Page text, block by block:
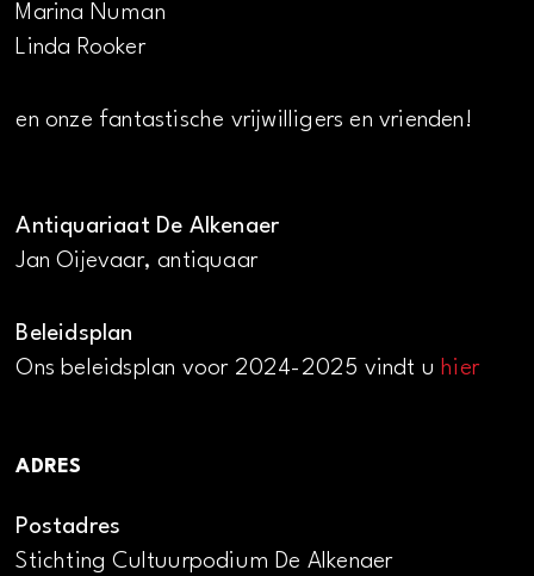
Marina Numan
Linda Rooker
en onze fantastische vrijwilligers en vrienden!
Antiquariaat De Alkenaer
Jan Oijevaar, antiquaar
Beleidsplan
Ons beleidsplan voor 2024-2025 vindt u hier
ADRES
Postadres
Stichting Cultuurpodium De Alkenaer